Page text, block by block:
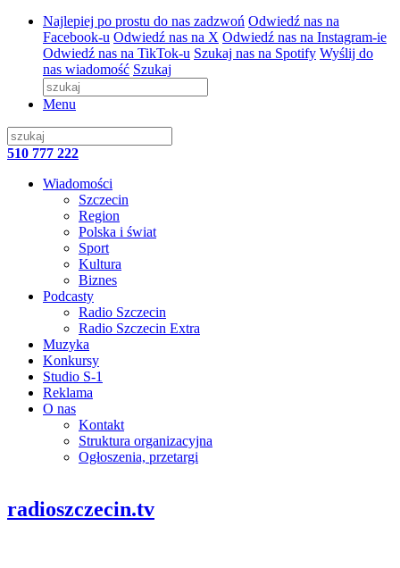
Najlepiej po prostu do nas zadzwoń Odwiedź nas na
Facebook-u Odwiedź nas na X Odwiedź nas na Instagram-ie
Odwiedź nas na TikTok-u Szukaj nas na Spotify Wyślij do
nas wiadomość Szukaj
Menu
510 777 222
Wiadomości
Szczecin
Region
Polska i świat
Sport
Kultura
Biznes
Podcasty
Radio Szczecin
Radio Szczecin Extra
Muzyka
Konkursy
Studio S-1
Reklama
O nas
Kontakt
Struktura organizacyjna
Ogłoszenia, przetargi
radioszczecin.tv